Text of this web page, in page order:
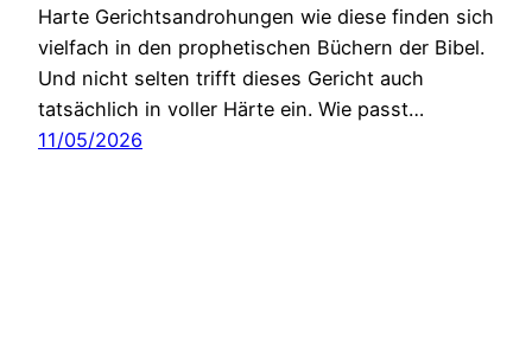
Harte Gerichtsandrohungen wie diese finden sich
vielfach in den prophetischen Büchern der Bibel.
Und nicht selten trifft dieses Gericht auch
tatsächlich in voller Härte ein. Wie passt…
11/05/2026